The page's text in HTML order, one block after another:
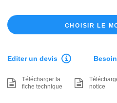
CHOISIR LE
Editer un devis
Télécharger la
fiche technique
notice